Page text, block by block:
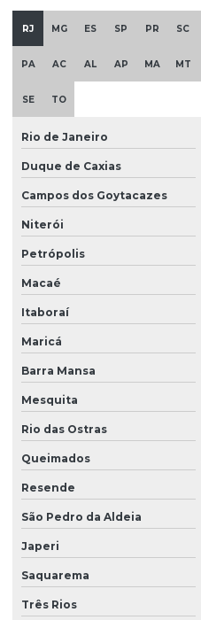
RJ MG ES SP PR SC
PA AC AL AP MA MT
SE TO
Rio de Janeiro
Duque de Caxias
Campos dos Goytacazes
Niterói
Petrópolis
Macaé
Itaboraí
Maricá
Barra Mansa
Mesquita
Rio das Ostras
Queimados
Resende
São Pedro da Aldeia
Japeri
Saquarema
Três Rios